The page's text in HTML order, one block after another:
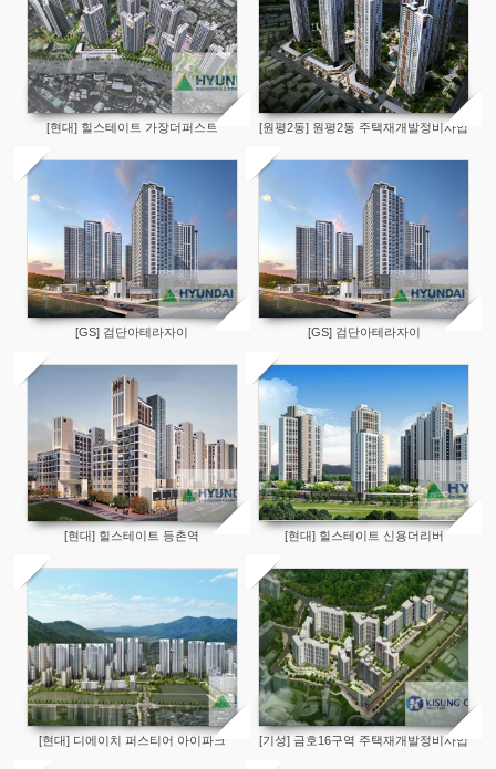
[현대] 힐스테이트 가장더퍼스트 [원평2동] 원평2동 주택재개발정비사업
[GS] 검단아테라자이 [GS] 검단아테라자이
[현대] 힐스테이트 등촌역 [현대] 힐스테이트 신용더리버
[현대] 디에이치 퍼스티어 아이파크 [기성] 금호16구역 주택재개발정비사업